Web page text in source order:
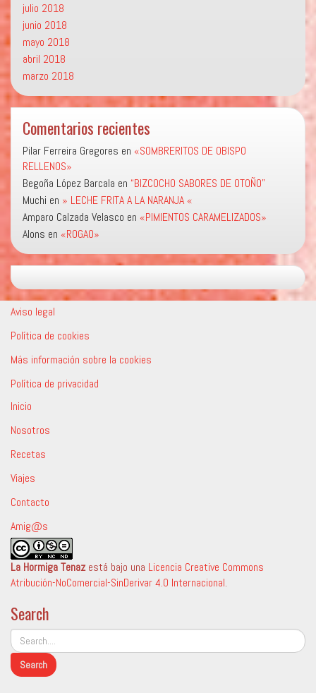
julio 2018
junio 2018
mayo 2018
abril 2018
marzo 2018
Comentarios recientes
Pilar Ferreira Gregores en «SOMBRERITOS DE OBISPO
RELLENOS»
Begoña López Barcala en “BIZCOCHO SABORES DE OTOÑO”
Muchi en » LECHE FRITA A LA NARANJA «
Amparo Calzada Velasco en «PIMIENTOS CARAMELIZADOS»
Alons en «ROGAO»
Aviso legal
Política de cookies
Más información sobre la cookies
Política de privacidad
Inicio
Nosotros
Recetas
Viajes
Contacto
Amig@s
La Hormiga Tenazestá bajo una Licencia Creative Commons
Atribución-NoComercial-SinDerivar 4.0 Internacional.
Search